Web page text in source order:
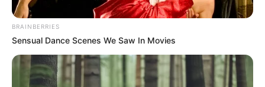
BRAINBERRIES
Sensual Dance Scenes We Saw In Movies